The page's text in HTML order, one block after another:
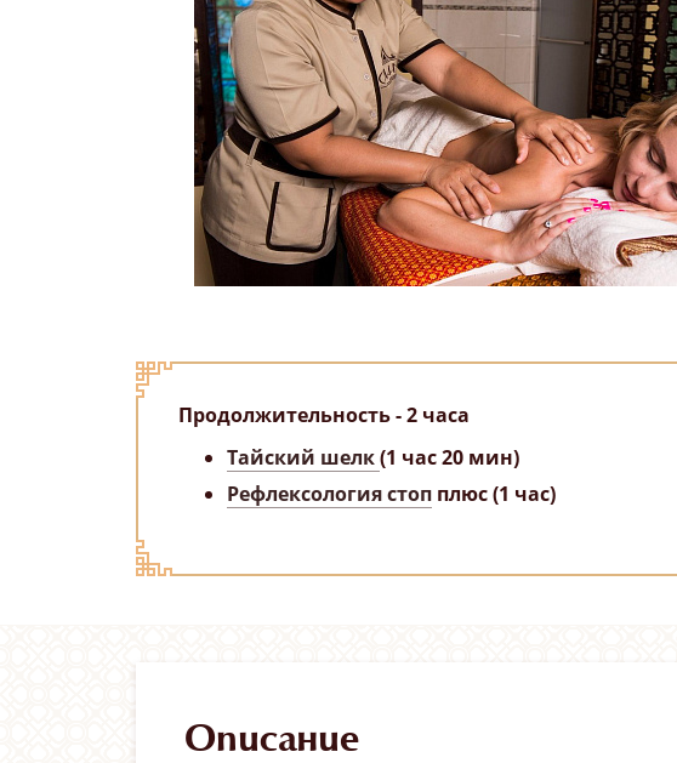
Продолжительность - 2 часа
Тайский шелк(1 час 20 мин)
Рефлексология стоп плюс (1 час)
Описание